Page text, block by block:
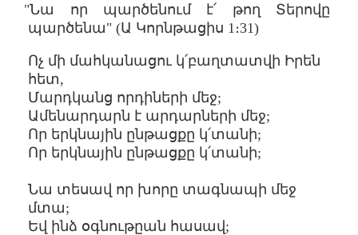
"Նա որ պարծենում է՛ թող Տերովը
պարծենա" (Ա Կորնթացիս 1։31)
Ոչ մի մահկանացու կ՛բաղտատվի Իրեն
հետ,
Մարդկանց որդիների մեջ;
Ամենարդարն է արդարների մեջ;
Որ երկնային ընթացքը կ՛տանի;
Որ երկնային ընթացքը կ՛տանի;
Նա տեսավ որ խորը տագնապի մեջ
մտա;
Եվ ինձ օգնութըան հասավ;